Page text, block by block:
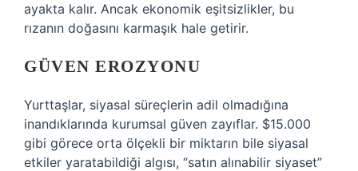
ayakta kalır. Ancak ekonomik eşitsizlikler, bu
rızanın doğasını karmaşık hale getirir.
GÜVEN EROZYONU
Yurttaşlar, siyasal süreçlerin adil olmadığına
inandıklarında kurumsal güven zayıflar. $15.000
gibi görece orta ölçekli bir miktarın bile siyasal
etkiler yaratabildiği algısı, “satın alınabilir siyaset”